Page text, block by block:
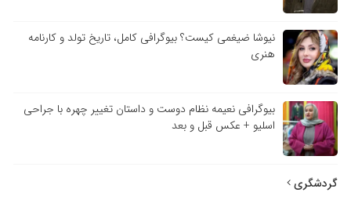
نیوشا ضیغمی کیست؟ بیوگرافی کامل، تاریخ تولد و کارنامه
هنری
بیوگرافی نعیمه نظام دوست و داستان تغییر چهره با جراحی
اسلیو + عکس قبل و بعد
گردشگری